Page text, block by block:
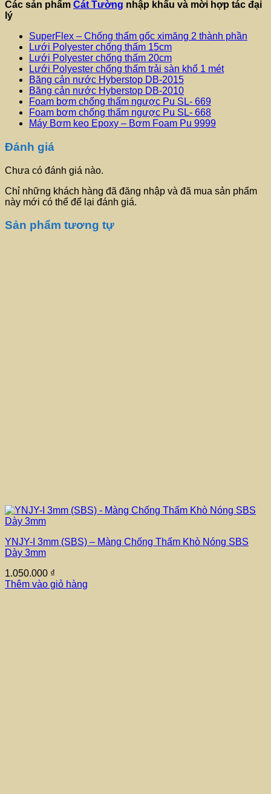
Các sản phẩm Cát Tường nhập khẩu và mời hợp tác đại
lý
SuperFlex – Chống thấm gốc ximăng 2 thành phần
Lưới Polyester chống thấm 15cm
Lưới Polyester chống thấm 20cm
Lưới Polyester chống thấm trải sàn khổ 1 mét
Băng cản nước Hyberstop DB-2015
Băng cản nước Hyberstop DB-2010
Foam bơm chống thấm ngược Pu SL- 669
Foam bơm chống thấm ngược Pu SL- 668
Máy Bơm keo Epoxy – Bơm Foam Pu 9999
Đánh giá
Chưa có đánh giá nào.
Chỉ những khách hàng đã đăng nhập và đã mua sản phẩm
này mới có thể để lại đánh giá.
Sản phẩm tương tự
YNJY-I 3mm (SBS) – Màng Chống Thấm Khò Nóng SBS
Dày 3mm
1.050.000 ₫
Thêm vào giỏ hàng